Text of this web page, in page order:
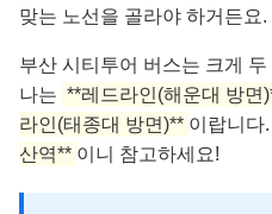
맞는 노선을 골라야 하거든요.
부산 시티투어 버스는 크게
나는 **레드라인(해운대 방면
라인(태종대 방면)** 이랍니다
산역** 이니 참고하세요!